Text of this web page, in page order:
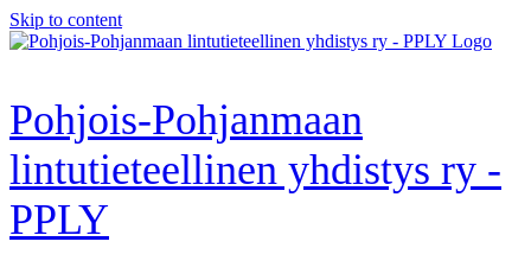
Skip to content
Pohjois-Pohjanmaan
lintutieteellinen yhdistys ry -
PPLY